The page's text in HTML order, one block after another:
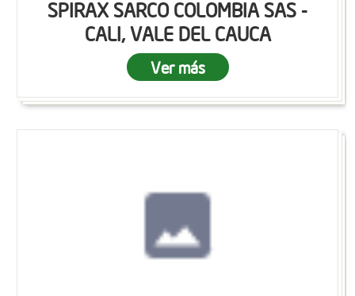
SPIRAX SARCO COLOMBIA SAS -
CALI, VALE DEL CAUCA
Ver más